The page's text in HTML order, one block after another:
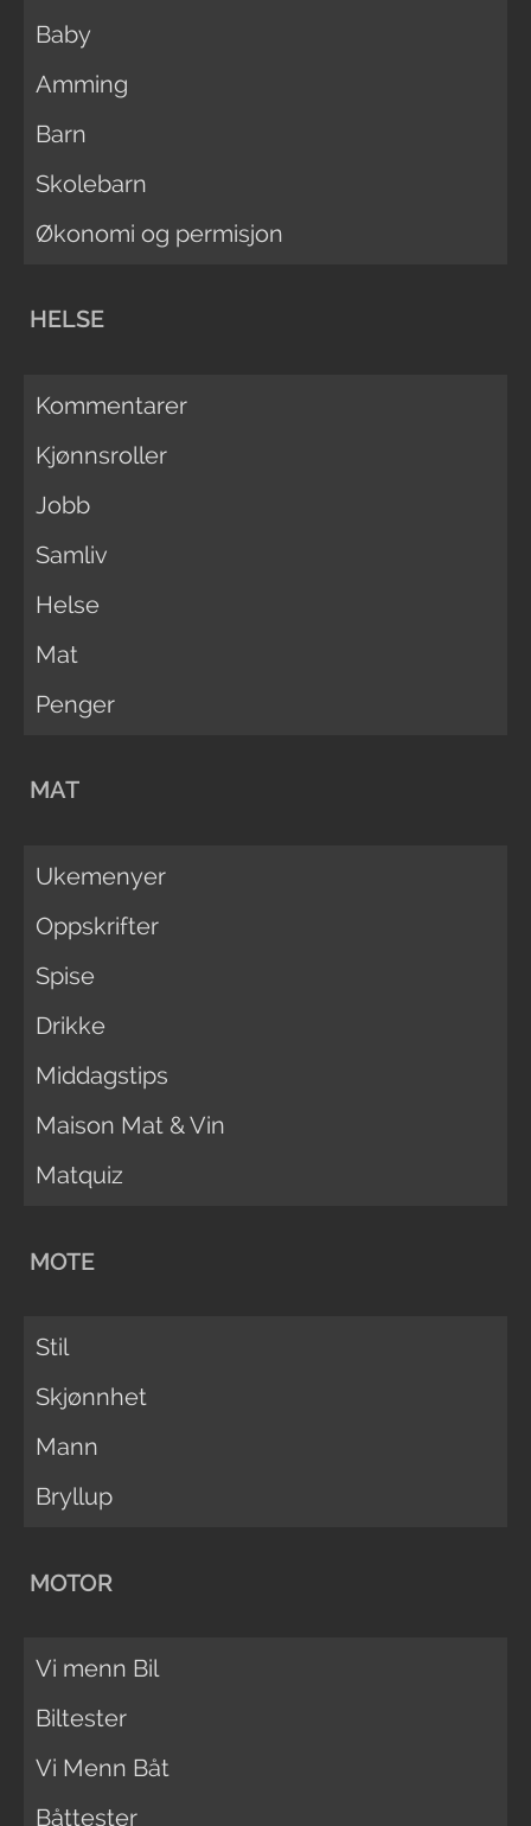
Baby
Amming
Barn
Skolebarn
Økonomi og permisjon
HELSE
Kommentarer
Kjønnsroller
Jobb
Samliv
Helse
Mat
Penger
MAT
Ukemenyer
Oppskrifter
Spise
Drikke
Middagstips
Maison Mat & Vin
Matquiz
MOTE
Stil
Skjønnhet
Mann
Bryllup
MOTOR
Vi menn Bil
Biltester
Vi Menn Båt
Båttester